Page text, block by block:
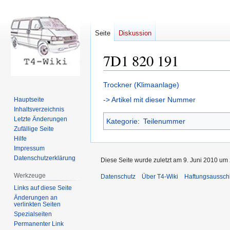
7D1 820 191
Zur
Navigation
Zur
Suche
Trockner (Klimaanlage)
-> Artikel mit dieser Nummer
Kategorie: Teilenummer
Seite Diskussion
Hauptseite
Inhaltsverzeichnis
Letzte Änderungen
Zufällige Seite
Hilfe
Impressum
Datenschutzerklärung
Werkzeuge
Links auf diese Seite
Änderungen an
verlinkten Seiten
Spezialseiten
Permanenter Link
Diese Seite wurde zuletzt am 9. Juni 2010
Datenschutz Über T4-Wiki